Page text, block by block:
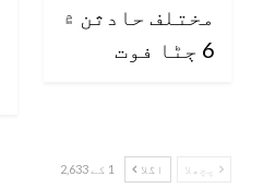
مختلف حادثن ۾
6 ڄڻا فوت
پچھلا اگلا 1 کے 2,633